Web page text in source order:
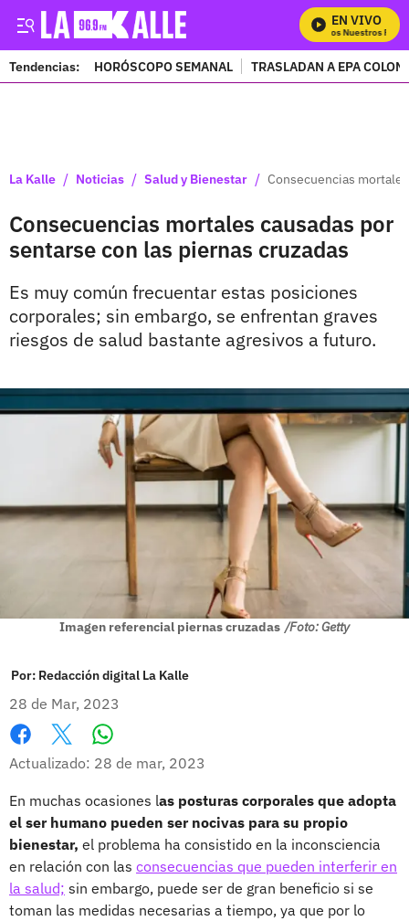
EN VIVO
Mira Todos Nuestros
Tendencias: HORÓSCOPO SEMANAL TRASLADAN A EPA
La Kalle / Noticias / Salud y Bienestar / Consecuencias
Consecuencias mortales causadas por
sentarse con las piernas cruzadas
Es muy común frecuentar estas posiciones
corporales; sin embargo, se enfrentan graves
riesgos de salud bastante agresivos a futuro.
Imagen referencial piernas cruzadas /Foto: Getty
Por: Redacción digital La Kalle
28 de Mar, 2023
Facebook
X
Actualizado: 28 de mar, 2023
En muchas ocasiones las posturas corporales que adopta
el ser humano pueden ser nocivas para su propio
bienestar, el problema ha consistido en la inconsciencia
en relación con las consecuencias que pueden interferir en
la salud; sin embargo, puede ser de gran beneficio si se
toman las medidas necesarias a tiempo, ya que por lo